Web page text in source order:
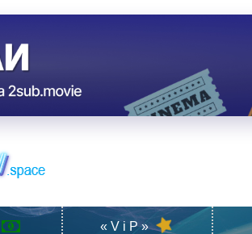
« V i P »